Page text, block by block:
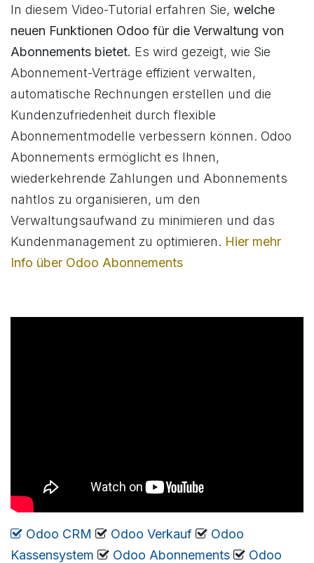
In diesem Video-Tutorial erfahren Sie, welche
neuen Funktionen Odoo für die Verwaltung von
Abonnements bietet. Es wird gezeigt, wie Sie
Abonnement-Verträge effizient verwalten,
automatische Rechnungen erstellen und die
Kundenzufriedenheit durch flexible
Abonnementmodelle verbessern können. Odoo
Abonnements ermöglicht es Ihnen,
wiederkehrende Zahlungen und Abonnements
nahtlos zu organisieren, um den
Verwaltungsaufwand zu minimieren und das
Kundenmanagement zu optimieren. Hier mehr
Info über Odoo Abonnements
Odoo CRM Odoo Verkauf
Odoo
Kassensystem
Odoo Abonnements
Odoo